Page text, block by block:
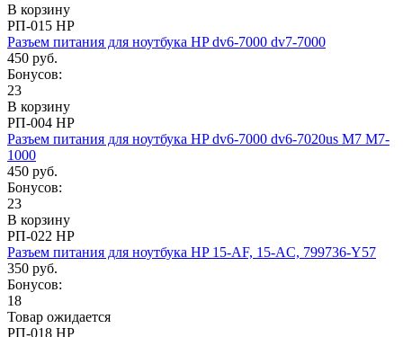
В корзину
РП-015 HP
Разъем питания для ноутбука HP dv6-7000 dv7-7000
450 руб.
Бонусов:
23
В корзину
РП-004 HP
Разъем питания для ноутбука HP dv6-7000 dv6-7020us M7 M7-
1000
450 руб.
Бонусов:
23
В корзину
РП-022 HP
Разъем питания для ноутбука HP 15-AF, 15-AC, 799736-Y57
350 руб.
Бонусов:
18
Товар ожидается
РП-018 HP